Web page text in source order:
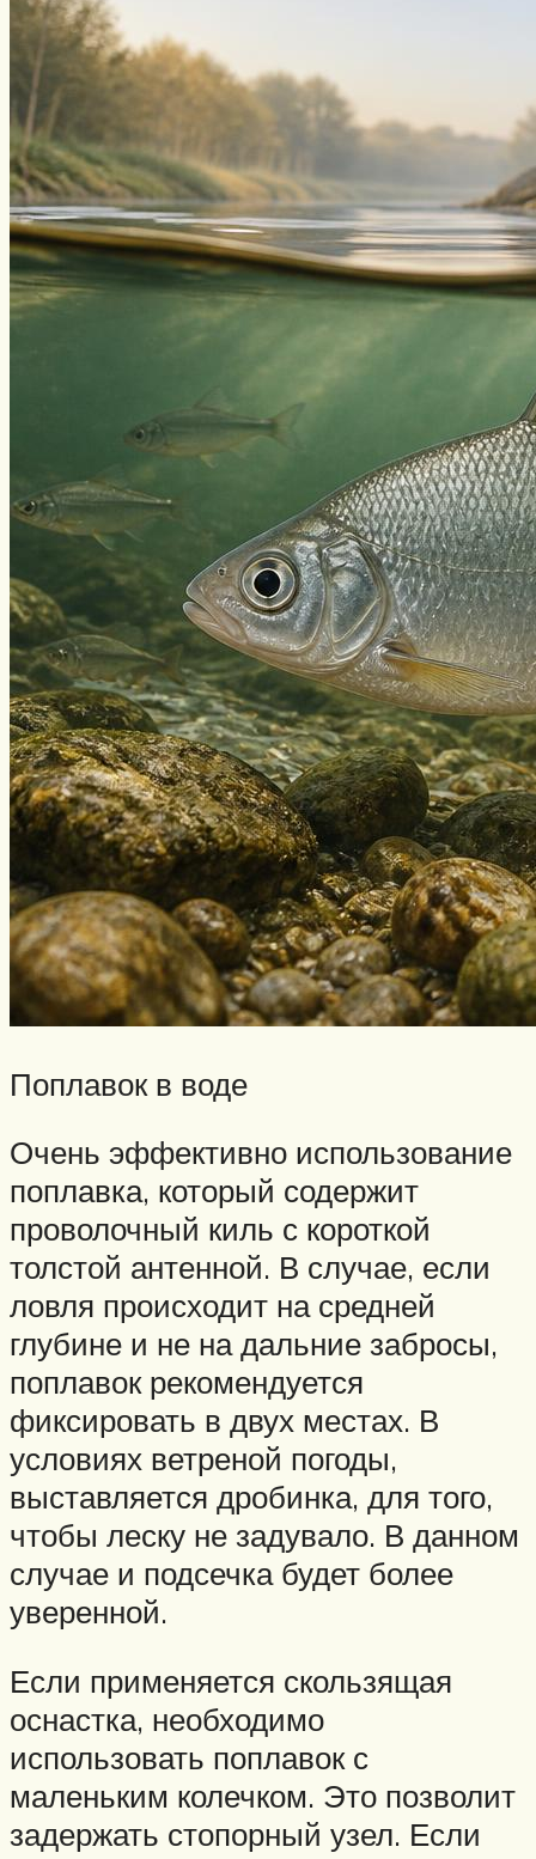
Поплавок в воде
Очень эффективно использование
поплавка, который содержит
проволочный киль с короткой
толстой антенной. В случае, если
ловля происходит на средней
глубине и не на дальние забросы,
поплавок рекомендуется
фиксировать в двух местах. В
условиях ветреной погоды,
выставляется дробинка, для того,
чтобы леску не задувало. В данном
случае и подсечка будет более
уверенной.
Если применяется скользящая
оснастка, необходимо
использовать поплавок с
маленьким колечком. Это позволит
задержать стопорный узел. Если